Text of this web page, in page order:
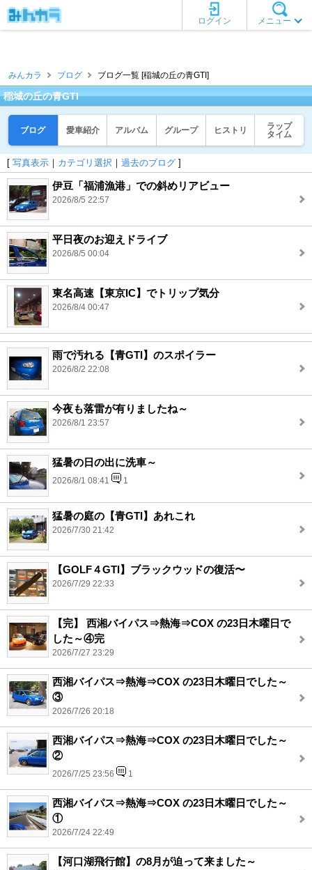
メニュー
ログイン
みんカラ ブログ ブログ一覧 [稲城の丘の青GTI]
稲城の丘の青GTI
ブログ 愛車紹介 アルバム グループ ヒストリ
ラップ
タイム
[ 写真表示 ｜ カテゴリ選択 ｜ 過去のブログ ]
伊豆「福浦漁港」での斜めリアビュー
2026/8/5 22:57
平日夜のお迎えドライブ
2026/8/5 00:04
東名高速【東京IC】でトリップ気分
2026/8/4 00:47
雨で汚れる【青GTI】のスポイラー
2026/8/2 22:08
今夜も落雷が有りましたね～
2026/8/1 23:57
猛暑の日の出に洗車～
2026/8/1 08:41 1
猛暑の庭の【青GTI】あれこれ
2026/7/30 21:42
【GOLF４GTI】ブラックウッドの復活〜
2026/7/29 22:33
【完】 西湘バイパス⇒熱海⇒COX の23日木曜日で
した～④完
2026/7/27 23:29
西湘バイパス⇒熱海⇒COX の23日木曜日でした～
③
2026/7/26 20:18
西湘バイパス⇒熱海⇒COX の23日木曜日でした～
②
2026/7/25 23:56 1
西湘バイパス⇒熱海⇒COX の23日木曜日でした～
①
2026/7/24 22:49
【河口湖飛行館】の8月が迫って来ました～